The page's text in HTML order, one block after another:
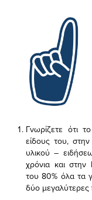
Γνωρίζετε ότι το
είδους του, στην
υλικού –
χρόνια και
του 80% όλα τα
δύο μεγαλύτερες